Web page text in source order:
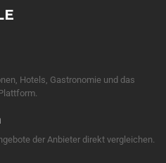
Hotels, Gastronomie und das
der Anbieter direkt vergleichen.